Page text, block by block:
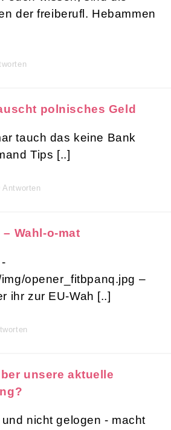
der freiberufl. Hebammen
polnisches Geld
tauch das keine Bank
Tips [..]
Antworten
– Wahl-o-mat
opener_fitbpanq.jpg –
ihr zur EU-Wah [..]
unsere aktuelle
nicht gelogen - macht